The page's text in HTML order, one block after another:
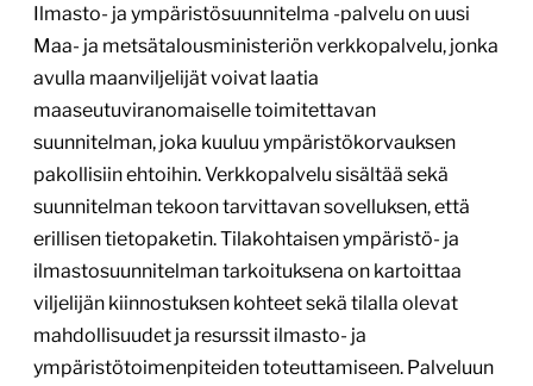
Ilmasto- ja ympäristösuunnitelma -palvelu on uusi
Maa- ja metsätalousministeriön verkkopalvelu, jonka
avulla maanviljelijät voivat laatia
maaseutuviranomaiselle toimitettavan
suunnitelman, joka kuuluu ympäristökorvauksen
pakollisiin ehtoihin. Verkkopalvelu sisältää sekä
suunnitelman tekoon tarvittavan sovelluksen, että
erillisen tietopaketin. Tilakohtaisen ympäristö- ja
ilmastosuunnitelman tarkoituksena on kartoittaa
viljelijän kiinnostuksen kohteet sekä tilalla olevat
mahdollisuudet ja resurssit ilmasto- ja
ympäristötoimenpiteiden toteuttamiseen. Palveluun